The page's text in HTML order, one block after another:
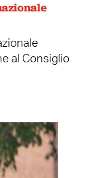
al Consiglio